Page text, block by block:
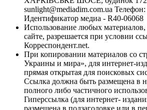
sunlight@mediadim.com.ua Телефон:
Идентификатор медиа - R40-06068
Использование любых
сайте, разрешается при условии
Корреспондент.net.
При копировании материалов со
Украины и мира», для интернет-
прямая открытая для поисковых
Ссылка должна быть размещена в
полного либо частичного
Гиперссылка (для интернет-